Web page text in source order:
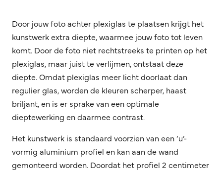
Door jouw foto achter plexiglas te plaatsen krijgt het
kunstwerk extra diepte, waarmee jouw foto tot leven
komt. Door de foto niet rechtstreeks te printen op het
plexiglas, maar juist te verlijmen, ontstaat deze
diepte. Omdat plexiglas meer licht doorlaat dan
regulier glas, worden de kleuren scherper, haast
briljant, en is er sprake van een optimale
dieptewerking en daarmee contrast.
Het kunstwerk is standaard voorzien van een ‘u’-
vormig aluminium profiel en kan aan de wand
gemonteerd worden. Doordat het profiel 2 centimeter